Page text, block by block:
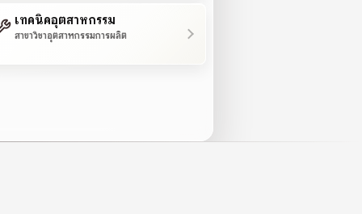
เทคนิคอุตสาหกรรม
สาขาวิชาอุตสาหกรรมการผลิต